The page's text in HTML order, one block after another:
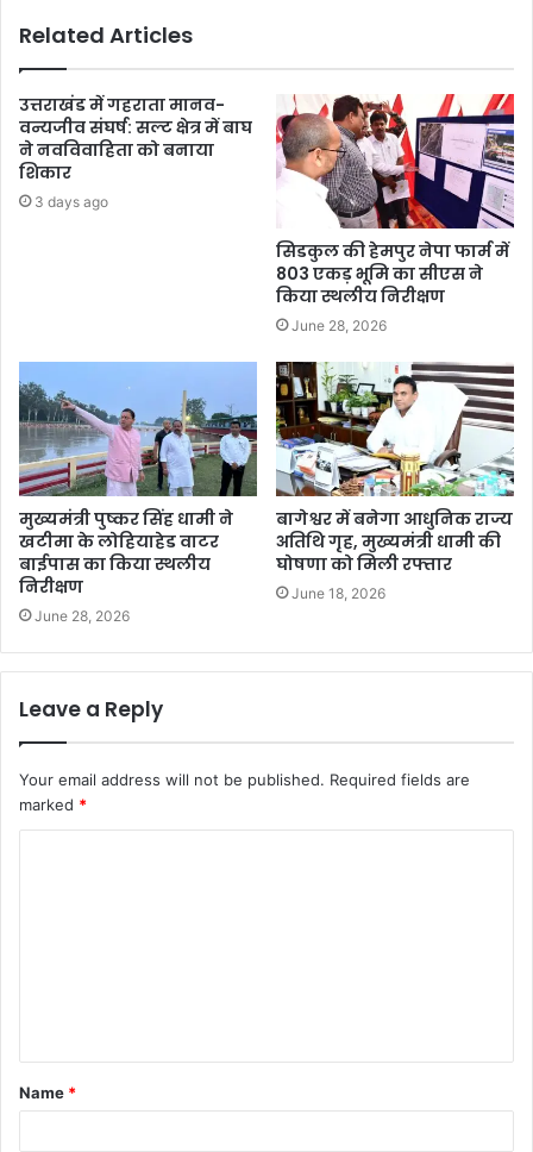
Related Articles
उत्तराखंड में गहराता मानव-
वन्यजीव संघर्ष: सल्ट क्षेत्र में बाघ
ने नवविवाहिता को बनाया
शिकार
3 days ago
सिडकुल की हेमपुर नेपा फार्म में
803 एकड़ भूमि का सीएस ने
किया स्थलीय निरीक्षण
June 28, 2026
मुख्यमंत्री पुष्कर सिंह धामी ने
खटीमा के लोहियाहेड वाटर
बाईपास का किया स्थलीय
निरीक्षण
June 28, 2026
बागेश्वर में बनेगा आधुनिक राज्य
अतिथि गृह, मुख्यमंत्री धामी की
घोषणा को मिली रफ्तार
June 18, 2026
Leave a Reply
Your email address will not be published. Required fields are
marked *
t
*
Name *